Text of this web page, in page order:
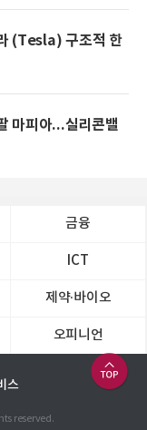
구조적 한
마피아...실리콘밸
금융
ICT
제약∙바이오
오피니언
스
reserved.